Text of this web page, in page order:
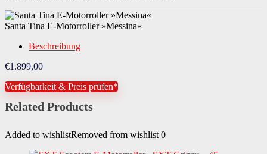
Santa Tina E-Motorroller »Messina«
Beschreibung
€1.899,00
Verfügbarkeit & Preis prüfen*
Related Products
Added to wishlistRemoved from wishlist 0